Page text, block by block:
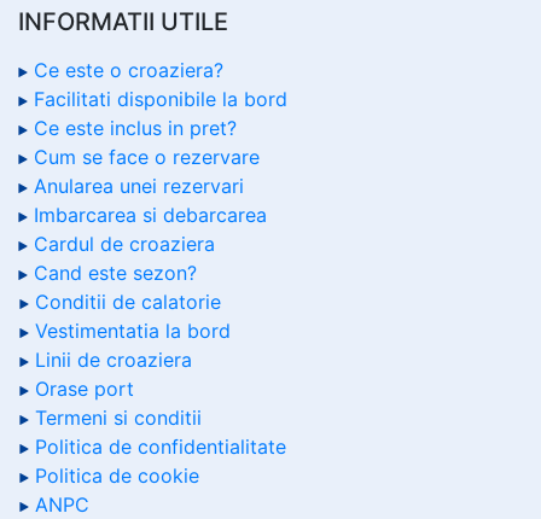
INFORMATII UTILE
Ce este o croaziera?
Facilitati disponibile la bord
Ce este inclus in pret?
Cum se face o rezervare
Anularea unei rezervari
Imbarcarea si debarcarea
Cardul de croaziera
Cand este sezon?
Conditii de calatorie
Vestimentatia la bord
Linii de croaziera
Orase port
Termeni si conditii
Politica de confidentialitate
Politica de cookie
ANPC